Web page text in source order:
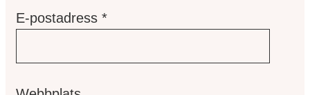
E-postadress *